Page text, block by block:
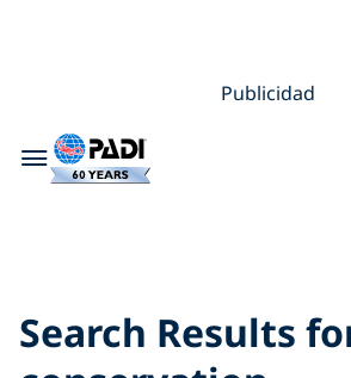
Publicidad
Toggle navigation
Search Results